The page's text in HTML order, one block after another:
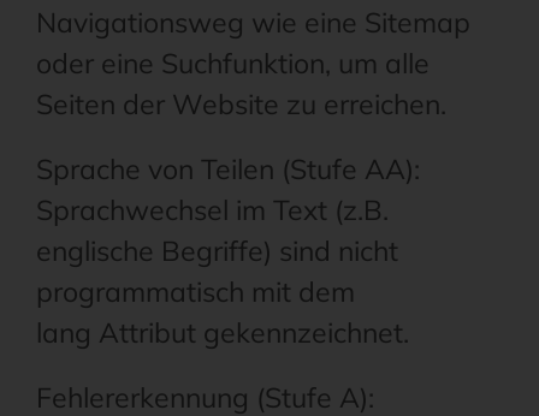
Navigationsweg wie eine Sitemap
oder eine Suchfunktion, um alle
Seiten der Website zu erreichen.
Sprache von Teilen (Stufe AA):
Sprachwechsel im Text (z.B.
englische Begriffe) sind nicht
programmatisch mit dem
lang Attribut gekennzeichnet.
Fehlererkennung (Stufe A):